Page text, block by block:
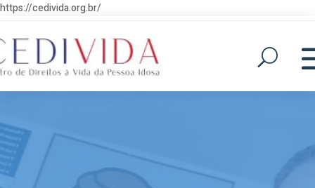
https://cedivida.org.br/